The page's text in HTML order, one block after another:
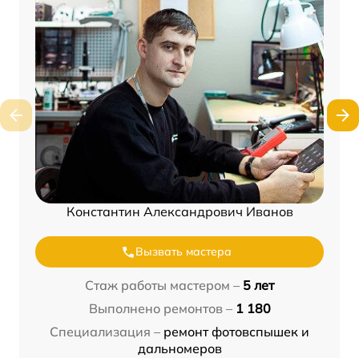
Константин Александрович Иванов
Вызвать мастера
Стаж работы мастером – 5 лет
Выполнено ремонтов – 1 180
Специализация – ремонт фотовспышек и
дальномеров